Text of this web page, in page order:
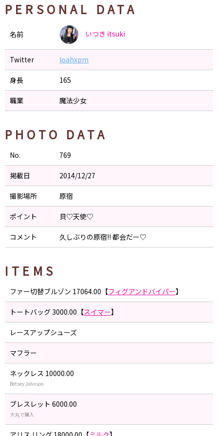
PERSONAL DATA
名前 いつき itsuki
Twitter loahxpm
身長 165
職業 魔法少女
PHOTO DATA
No. 769
掲載日 2014/12/27
撮影場所 原宿
ポイント 貝♡天使♡
コメント 久しぶりの原宿!! 都会だー♡
ITEMS
ファー切替ブルゾン 17064.00【フィグアンドバイパー】
トートバッグ 3000.00【スイマー】
レースアップシューズ
マフラー
ネックレス 10000.00
Betsey Johnson
ブレスレット 6000.00
大丸で購入